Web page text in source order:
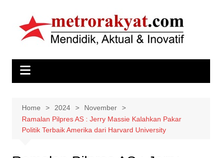
content
Home 2024
November
Ramalan Pilpres AS : Jerry Massie Kalahkan Pakar
Politik Terbaik Amerika dari Harvard University